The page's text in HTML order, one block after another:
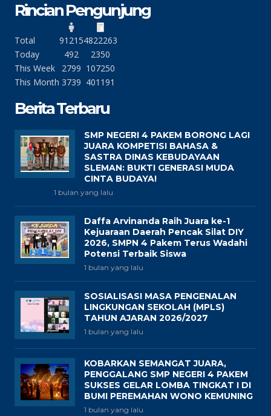
Rincian Pengunjung
Total 912154822263
Today
492
2350
This Week
2799 107250
This Month 3739 401191
Berita Terbaru
SMP NEGERI 4 PAKEM BORONG LAGI
JUARA KOMPETISI BAHASA &
SASTRA DINAS KEBUDAYAAN
SLEMAN: BUKTI GENERASI MUDA
CINTA BUDAYA!
1 bulan yang lalu
Daffa Arvinanda Raih Juara ke-1
Kejuaraan Daerah Pencak Silat DIY
2026, SMPN 4 Pakem Terus Wadahi
Potensi Terbaik Siswa
1 bulan yang lalu
SOSIALISASI MASA PENGENALAN
LINGKUNGAN SEKOLAH (MPLS)
TAHUN AJARAN 2026/2027
1 bulan yang lalu
KOBARKAN SEMANGAT JUARA,
PENGGALANG SMP NEGERI 4 PAKEM
SUKSES GELAR LOMBA TINGKAT I DI
BUMI PEREMAHAN WONO KEMUNING
1 bulan yang lalu